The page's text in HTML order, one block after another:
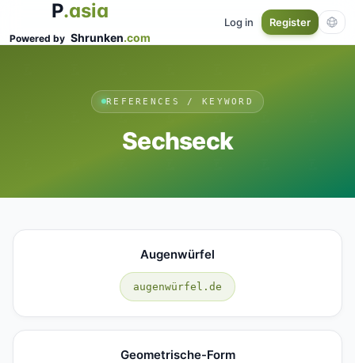
P.asia
Powered by Shrunken.com
Log in Register
REFERENCES / KEYWORD
Sechseck
Augenwürfel
augenwürfel.de
Geometrische-Form